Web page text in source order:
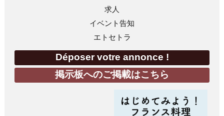
求人
イベント告知
エトセトラ
Déposer votre annonce !
掲示板へのご掲載はこちら